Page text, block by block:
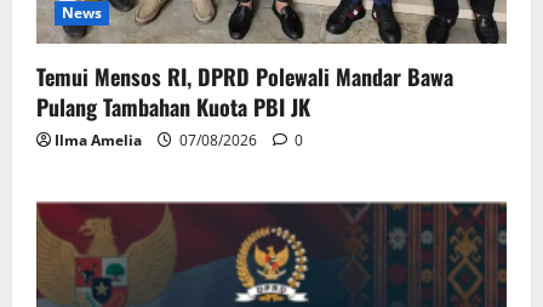
News
Temui Mensos RI, DPRD Polewali Mandar Bawa
Pulang Tambahan Kuota PBI JK
Ilma Amelia 07/08/2026 0